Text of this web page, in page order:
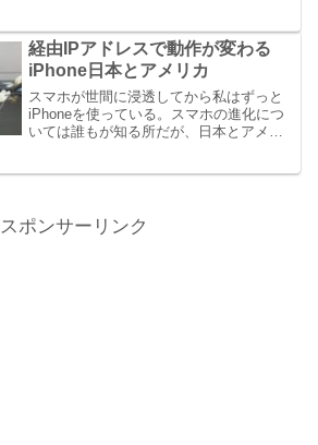
をして、米国再入国許可証取得するまで
の記録。
経由IPアドレスで動作が変わる
iPhone日本とアメリカ
スマホが世間に浸透してから私はずっと
iPhoneを使っている。スマホの進化につ
いては誰もが知る所だが、日本とアメリ
スポンサーリンク